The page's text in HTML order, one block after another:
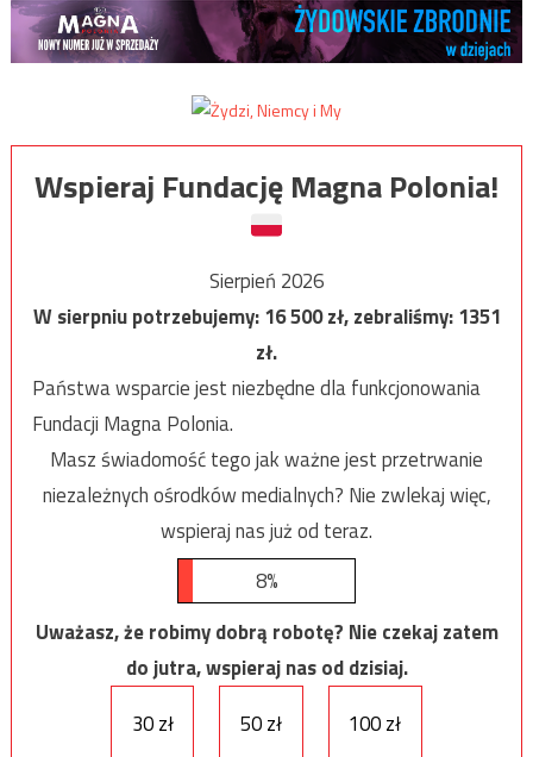
Wspieraj Fundację Magna Polonia!
Sierpień 2026
W sierpniu potrzebujemy:16 500zł, zebraliśmy:1351
zł.
Państwa wsparcie jest niezbędne dla funkcjonowania
Fundacji Magna Polonia.
Masz świadomość tego jak ważne jest przetrwanie
niezależnych ośrodków medialnych? Nie zwlekaj więc,
wspieraj nas już od teraz.
8%
Uważasz, że robimy dobrą robotę? Nie czekaj zatem
do jutra, wspieraj nas od dzisiaj.
30 zł
50 zł 100 zł